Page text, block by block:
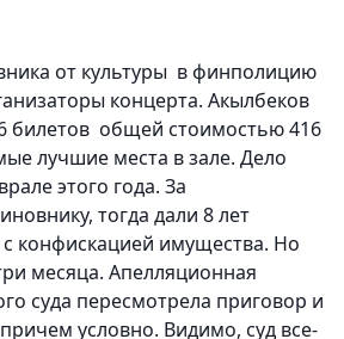
от культуры в финполицию
концерта. Акылбеков
билетов общей стоимостью 416
лучшие места в зале. Дело
этого года. За
тогда дали 8 лет
конфискацией имущества. Но
месяца. Апелляционная
суда пересмотрела приговор и
условно. Видимо, суд все-